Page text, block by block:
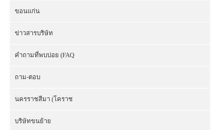
ขอนแก่น
ข่าวสารบริษัท
คำถามที่พบบ่อย (FAQ
ถาม-ตอบ
นครราชสีมา (โคราช
บริษัทขนย้าย